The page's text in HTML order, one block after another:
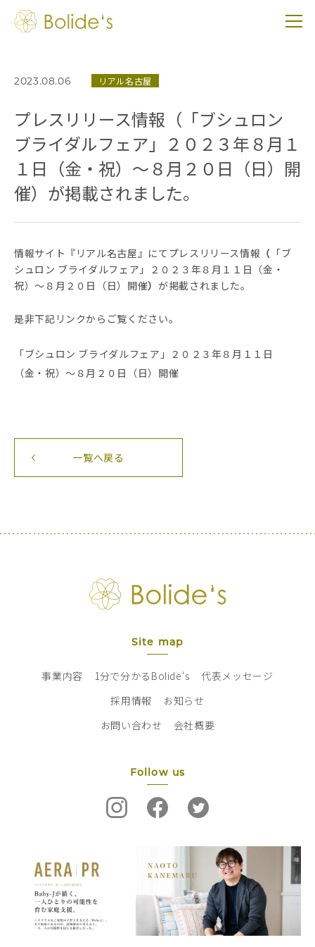
2023.08.06 リアル名古屋
プレスリリース情報（「ブシュロン
ブライダルフェア」２０２３年８月１
１日（金・祝）～８月２０日（日）開
催）が掲載されました。
情報サイト『リアル名古屋』にてプレスリリース情報 （ 「ブ
シュロン ブライダルフェア」２０２３年８月１１日（金・
祝）～８月２０日（日）開催） が掲載されました。
是非下記リンクからご覧ください。
「ブシュロン ブライダルフェア」２０２３年８月１１日
（金・祝）～８月２０日（日）開催
一覧へ戻る
Site map
事業内容 1分で分かるBolide‘s
代表メッセージ
採用情報
お知らせ
お問い合わせ
会社概要
Follow us